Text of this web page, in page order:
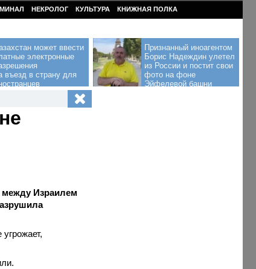
НЕКРОЛОГ КУЛЬТУРА КНИЖНАЯ ПОЛКА
может ввести
электронные
въезд в страну для
Признанный иноагентом
Борис Надеждин улетел
из России и постит свои
фото на фоне
Эйфелевой башни
между Израилем